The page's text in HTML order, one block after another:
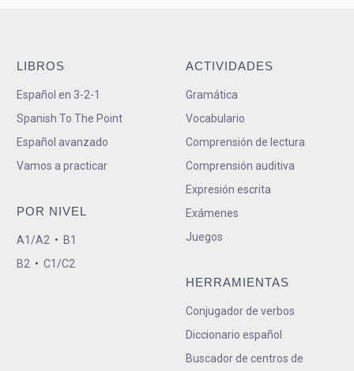
LIBROS
Español en 3-2-1
Spanish To The Point
Español avanzado
Vamos a practicar
POR NIVEL
A1/A2 • B1
B2 • C1/C2
ACTIVIDADES
Gramática
Vocabulario
Comprensión de lectura
Comprensión auditiva
Expresión escrita
Exámenes
Juegos
HERRAMIENTAS
Conjugador de verbos
Diccionario español
Buscador de centros de